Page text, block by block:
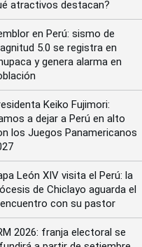
atractivos destacan?
en Perú: sismo de
5.0 se registra en
y genera alarma en
Keiko Fujimori:
a dejar a Perú en alto
los Juegos Panamericanos
León XIV visita el Perú: la
de Chiclayo aguarda el
con su pastor
2026: franja electoral se